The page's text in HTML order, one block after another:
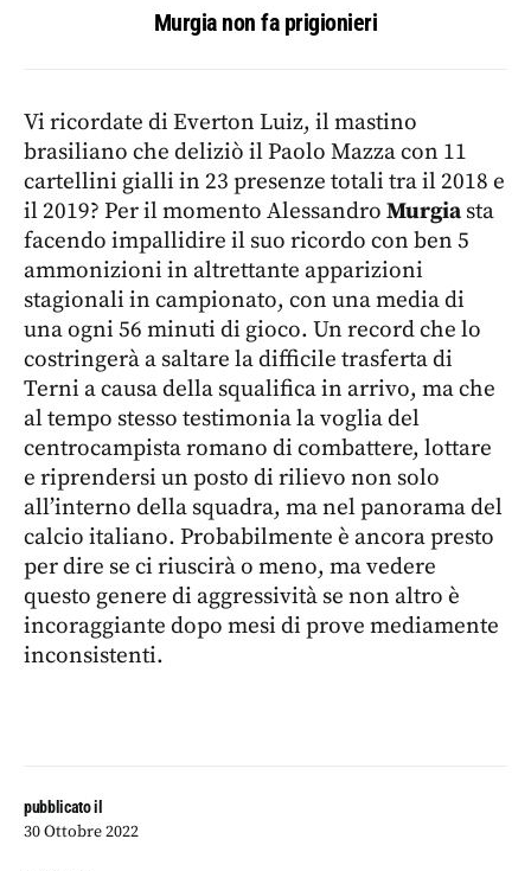
pubblicato il
30 Ottobre 2022
Murgia non fa prigionieri
Vi ricordate di Everton Luiz, il mastino
brasiliano che deliziò il Paolo Mazza con 11
cartellini gialli in 23 presenze totali tra il 2018 e
il 2019? Per il momento Alessandro Murgia sta
facendo impallidire il suo ricordo con ben 5
ammonizioni in altrettante apparizioni
stagionali in campionato, con una media di
una ogni 56 minuti di gioco. Un record che lo
costringerà a saltare la difficile trasferta di
Terni a causa della squalifica in arrivo, ma che
al tempo stesso testimonia la voglia del
centrocampista romano di combattere, lottare
e riprendersi un posto di rilievo non solo
all’interno della squadra, ma nel panorama del
calcio italiano. Probabilmente è ancora presto
per dire se ci riuscirà o meno, ma vedere
questo genere di aggressività se non altro è
incoraggiante dopo mesi di prove mediamente
inconsistenti.